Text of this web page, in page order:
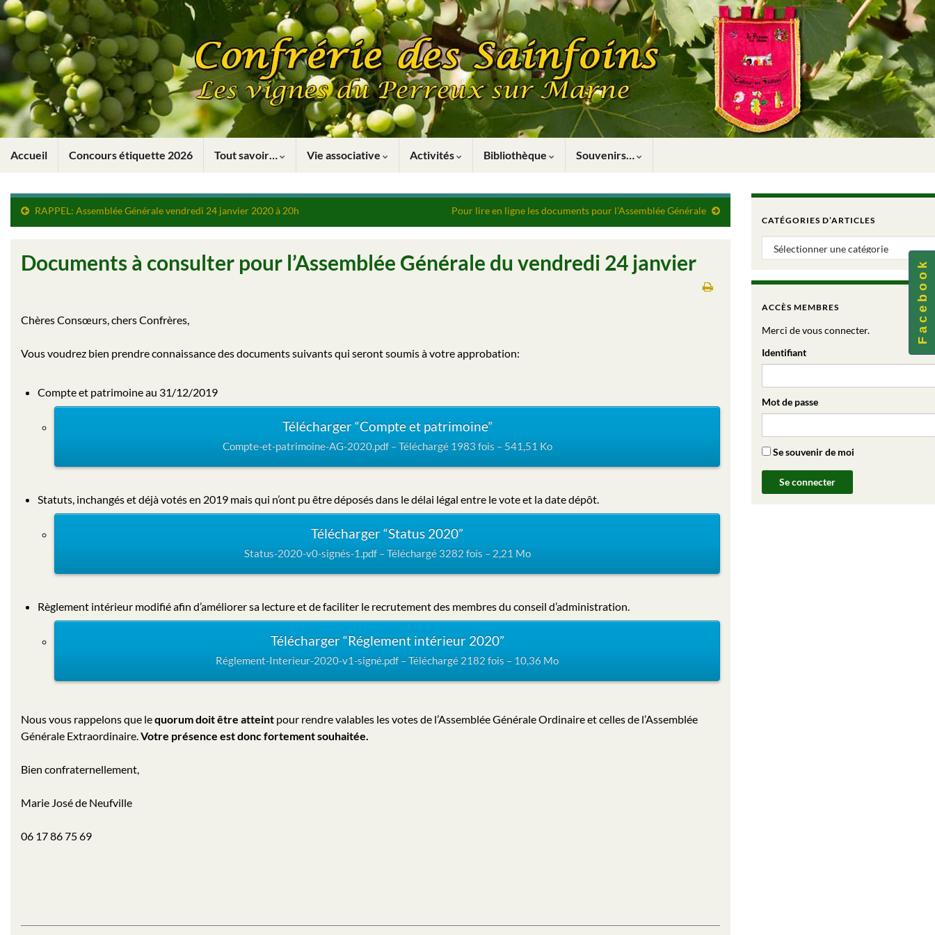
Accueil Concours étiquette 2026 Tout savoir… Vie associative Activités Bibliothèque Souvenirs…
RAPPEL: Assemblée Générale vendredi 24 janvier 2020 à 20h Pour lire en ligne les documents pour l’Assemblée Générale
Documents à consulter pour l’Assemblée Générale du vendredi 24 janvier
Chères Consœurs, chers Confrères,
Vous voudrez bien prendre connaissance des documents suivants qui seront soumis à votre approbation:
Compte et patrimoine au 31/12/2019
Télécharger “Compte et patrimoine”
Compte-et-patrimoine-AG-2020.pdf – Téléchargé 1983 fois – 541,51 Ko
Statuts, inchangés et déjà votés en 2019 mais qui n’ont pu être déposés dans le délai légal entre le vote et la date dépôt.
Télécharger “Status 2020”
Status-2020-v0-signés-1.pdf – Téléchargé 3282 fois – 2,21 Mo
Règlement intérieur modifié afin d’améliorer sa lecture et de faciliter le recrutement des membres du conseil d’administration.
Télécharger “Réglement intérieur 2020”
Réglement-Interieur-2020-v1-signé.pdf – Téléchargé 2182 fois – 10,36 Mo
Nous vous rappelons que lequorum doit être atteint pour rendre valables les votes de l’Assemblée Générale Ordinaire et celles de l’Assemblée
Générale Extraordinaire.Votre présence est donc fortement souhaitée.
Bien confraternellement,
Marie José de Neufville
06 17 86 75 69
CATÉGORIES D’ARTICLES
Catégories d’articles
ACCÈS MEMBRES
Merci de vous connecter.
Identifiant
Mot de passe
Se souvenir de moi
F a c e b o o k